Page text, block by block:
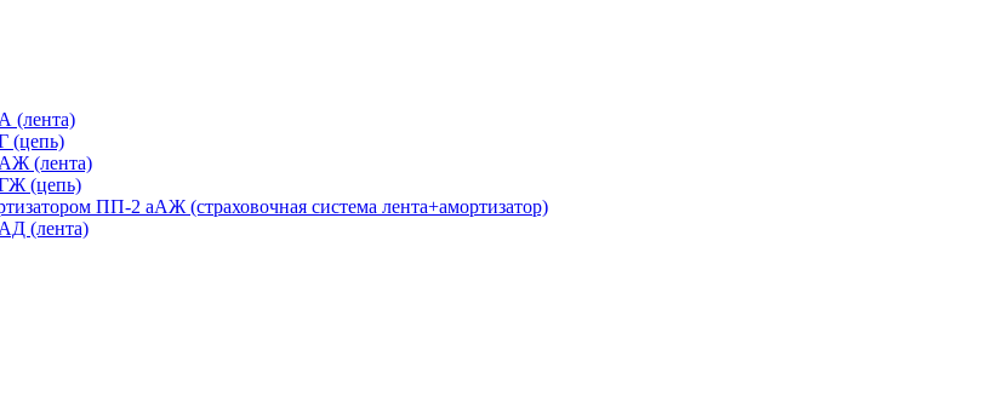
(лента)
(цепь)
(лента)
(цепь)
ПП-2 аАЖ (страховочная система лента+амортизатор)
(лента)